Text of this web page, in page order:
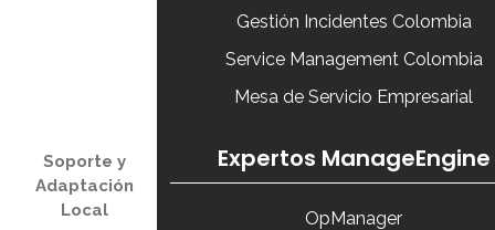
Soporte y
Adaptación
Local
Gestión Incidentes Colombia
Service Management Colombia
Mesa de Servicio Empresarial
Expertos ManageEngine
OpManager